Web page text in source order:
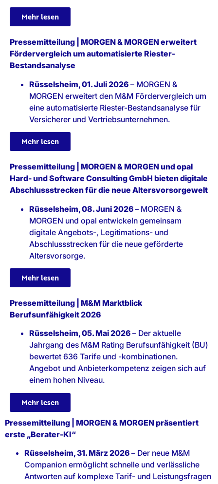
Mehr lesen
Pressemitteilung | MORGEN & MORGEN erweitert
Fördervergleich um automatisierte Riester-
Bestandsanalyse
Rüsselsheim, 01. Juli 2026 – MORGEN &
MORGEN erweitert den M&M Fördervergleich um
eine automatisierte Riester-Bestandsanalyse für
Versicherer und Vertriebsunternehmen.
Mehr lesen
Pressemitteilung | MORGEN & MORGEN und opal
Hard- und Software Consulting GmbH bieten digitale
Abschlussstrecken für die neue Altersvorsorgewelt
Rüsselsheim, 08. Juni 2026– MORGEN &
MORGEN und opal entwickeln gemeinsam
digitale Angebots-, Legitimations- und
Abschlussstrecken für die neue geförderte
Altersvorsorge.
Mehr lesen
Pressemitteilung | M&M Marktblick
Berufsunfähigkeit 2026
Rüsselsheim, 05. Mai 2026 – Der aktuelle
Jahrgang des M&M Rating Berufsunfähigkeit (BU)
bewertet 636 Tarife und -kombinationen.
Angebot und Anbieterkompetenz zeigen sich auf
einem hohen Niveau.
Mehr lesen
Pressemitteilung | MORGEN & MORGEN präsentiert
erste „Berater-KI“
Rüsselsheim, 31. März 2026 – Der neue M&M
Companion ermöglicht schnelle und verlässliche
Antworten auf komplexe Tarif- und Leistungsfragen